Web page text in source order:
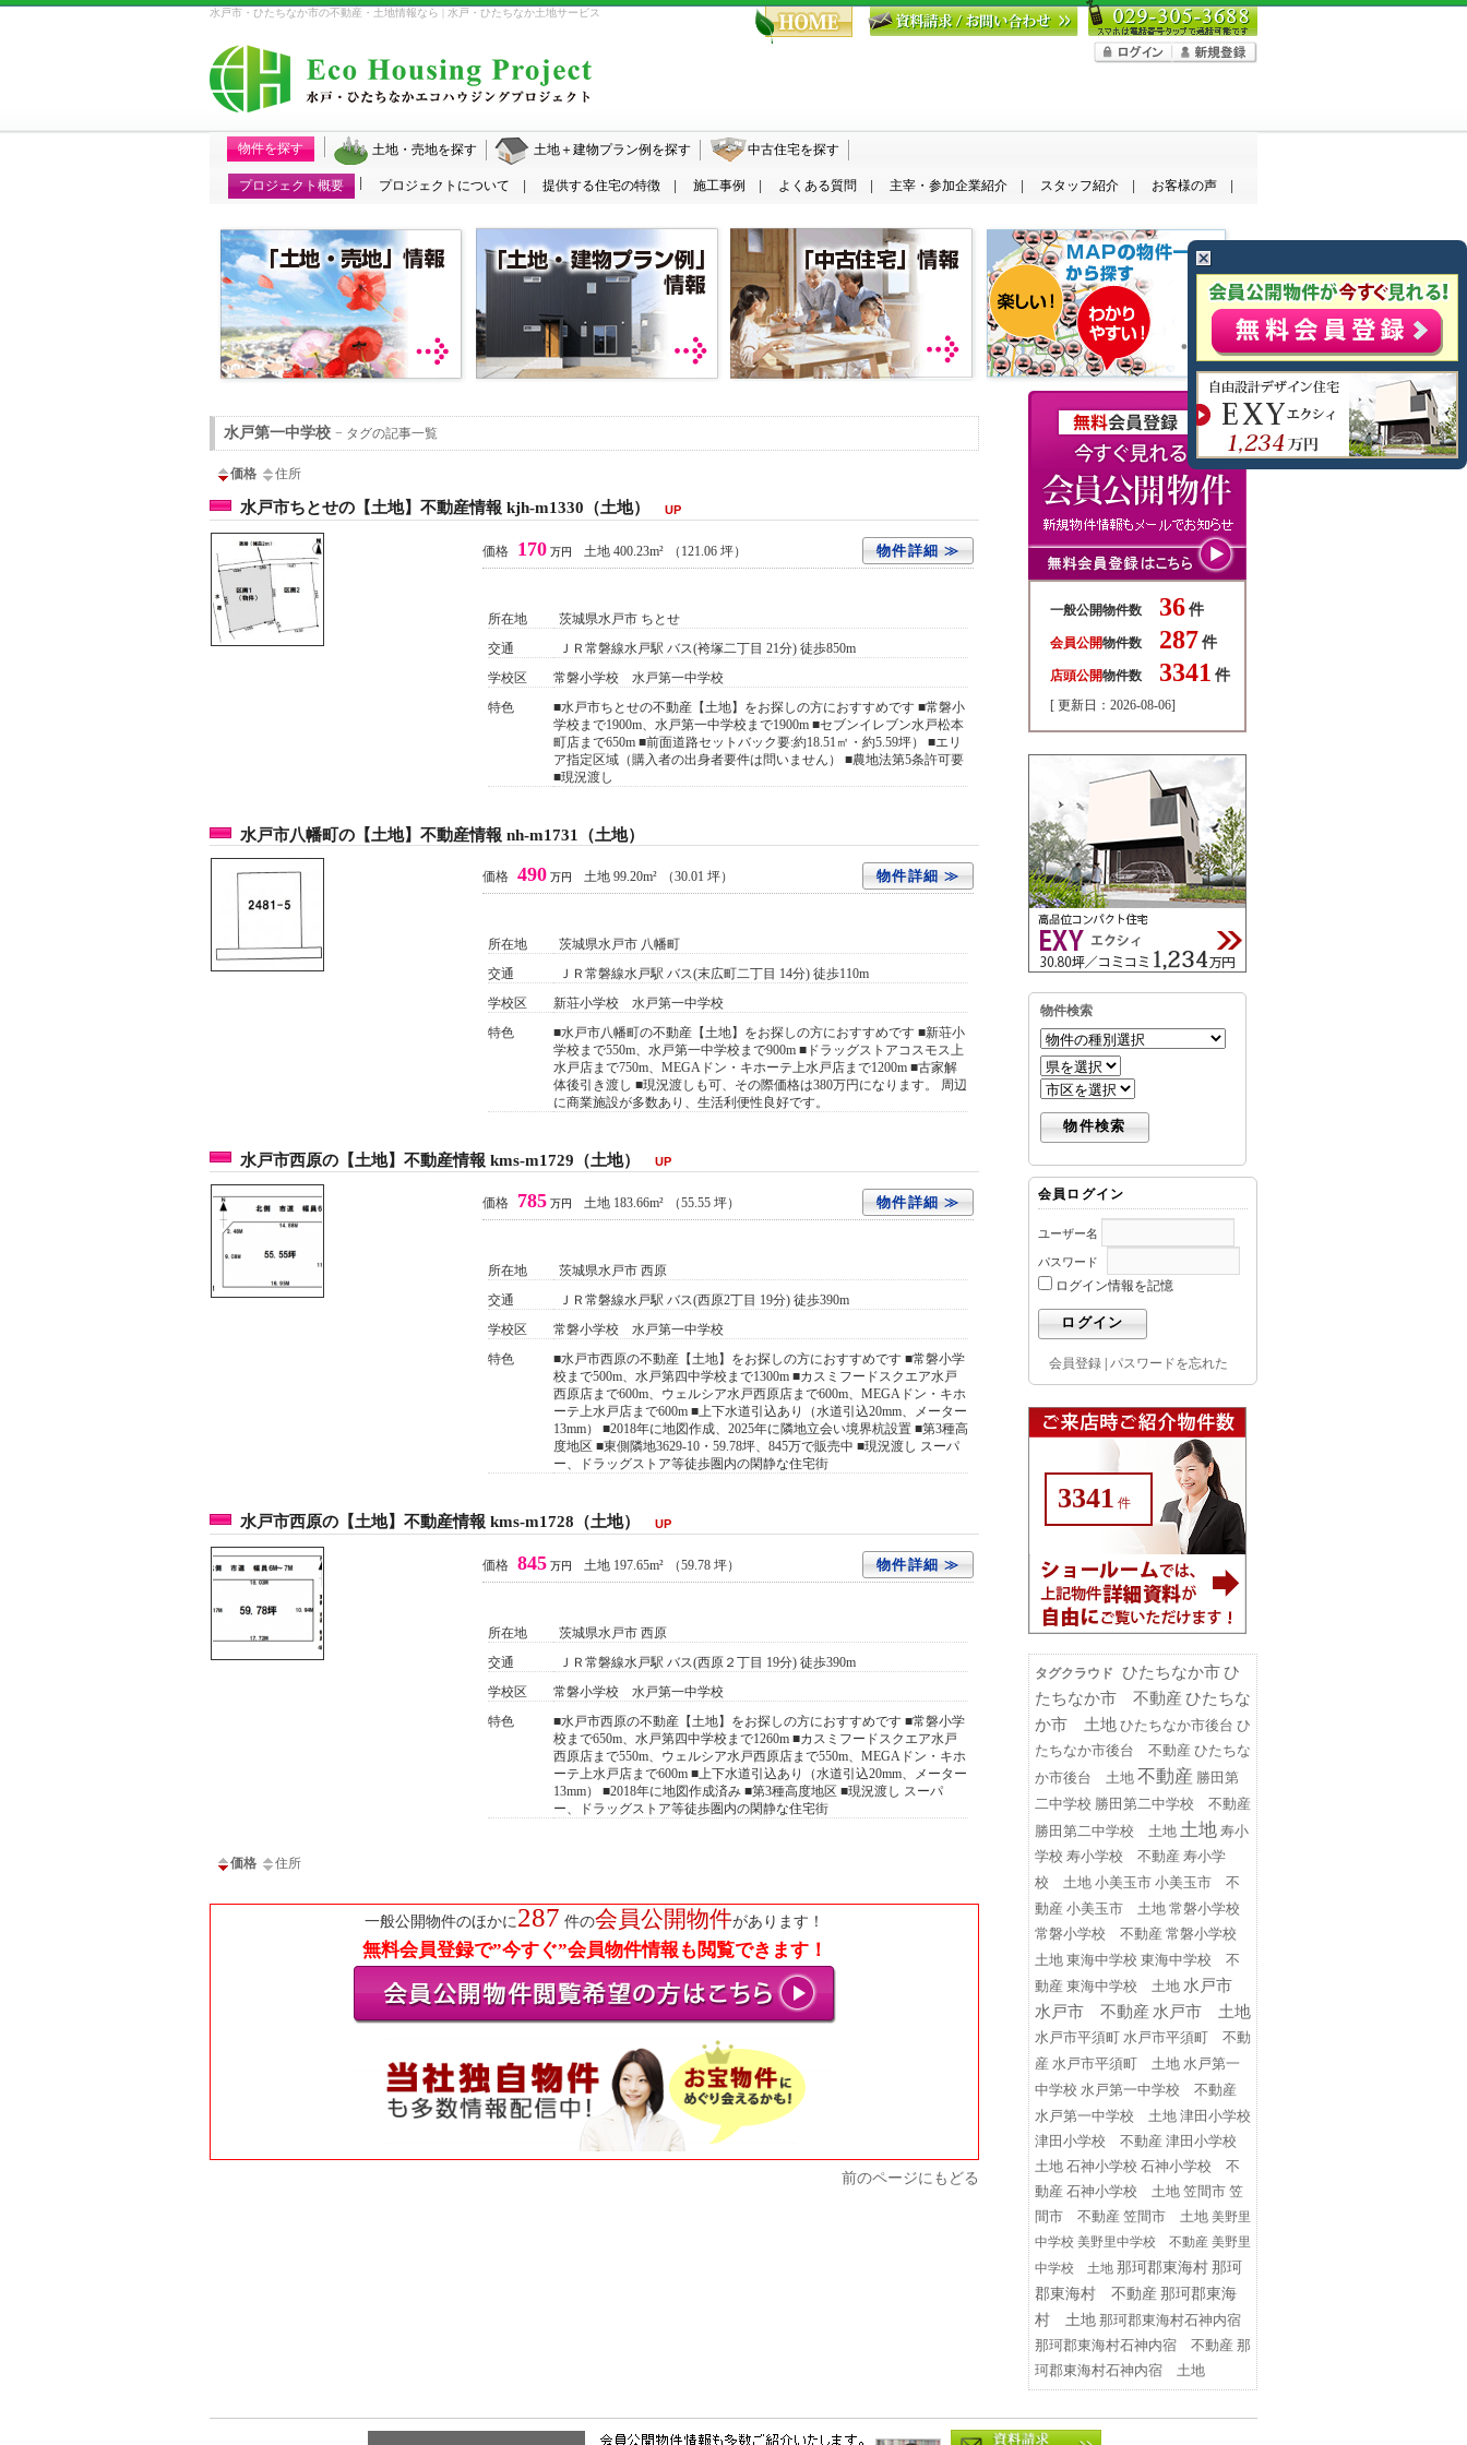
水戸市・ひたちなか市の不動産・土地情報なら | 水戸・ひたちなか土地サービス
物件を探す 土地・売地を探す 土地＋建物プラン例を探す 中古住宅を探す
プロジェクト概要 プロジェクトについて 提供する住宅の特徴 施工事例 よくある質問 主宰・参加企業紹介 スタッフ紹介 お客様の声
水戸第一中学校 − タグの記事一覧
価格 住所
水戸市ちとせの【土地】不動産情報 kjh-m1330（土地） UP
価格 170 万円 土地 400.23m² （121.06 坪） 物件詳細 ≫
所在地
茨城県水戸市 ちとせ
交通
ＪＲ常磐線水戸駅 バス(袴塚二丁目 21分) 徒歩850m
学校区
常磐小学校 水戸第一中学校
特色
■水戸市ちとせの不動産【土地】をお探しの方におすすめです ■常磐小
学校まで1900m、水戸第一中学校まで1900m ■セブンイレブン水戸松本
町店まで650m ■前面道路セットバック要:約18.51㎡・約5.59坪） ■エリ
ア指定区域（購入者の出身者要件は問いません） ■農地法第5条許可要
■現況渡し
水戸市八幡町の【土地】不動産情報 nh-m1731（土地）
価格 490 万円 土地 99.20m² （30.01 坪） 物件詳細 ≫
所在地
茨城県水戸市 八幡町
交通
ＪＲ常磐線水戸駅 バス(末広町二丁目 14分) 徒歩110m
学校区
新荘小学校 水戸第一中学校
特色
■水戸市八幡町の不動産【土地】をお探しの方におすすめです ■新荘小
学校まで550m、水戸第一中学校まで900m ■ドラッグストアコスモス上
水戸店まで750m、MEGAドン・キホーテ上水戸店まで1200m ■古家解
体後引き渡し ■現況渡しも可、その際価格は380万円になります。 周辺
に商業施設が多数あり、生活利便性良好です。
水戸市西原の【土地】不動産情報 kms-m1729（土地） UP
価格 785 万円 土地 183.66m² （55.55 坪） 物件詳細 ≫
所在地
茨城県水戸市 西原
交通
ＪＲ常磐線水戸駅 バス(西原2丁目 19分) 徒歩390m
学校区
常磐小学校 水戸第一中学校
特色
■水戸市西原の不動産【土地】をお探しの方におすすめです ■常磐小学
校まで500m、水戸第四中学校まで1300m ■カスミフードスクエア水戸
西原店まで600m、ウェルシア水戸西原店まで600m、MEGAドン・キホ
ーテ上水戸店まで600m ■上下水道引込あり（水道引込20mm、メーター
13mm） ■2018年に地図作成、2025年に隣地立会い境界杭設置 ■第3種高
度地区 ■東側隣地3629-10・59.78坪、845万で販売中 ■現況渡し スーパ
ー、ドラッグストア等徒歩圏内の閑静な住宅街
水戸市西原の【土地】不動産情報 kms-m1728（土地） UP
価格 845 万円 土地 197.65m² （59.78 坪） 物件詳細 ≫
所在地
茨城県水戸市 西原
交通
ＪＲ常磐線水戸駅 バス(西原２丁目 19分) 徒歩390m
学校区
常磐小学校 水戸第一中学校
特色
■水戸市西原の不動産【土地】をお探しの方におすすめです ■常磐小学
校まで650m、水戸第四中学校まで1260m ■カスミフードスクエア水戸
西原店まで550m、ウェルシア水戸西原店まで550m、MEGAドン・キホ
ーテ上水戸店まで600m ■上下水道引込あり（水道引込20mm、メーター
13mm） ■2018年に地図作成済み ■第3種高度地区 ■現況渡し スーパ
ー、ドラッグストア等徒歩圏内の閑静な住宅街
価格 住所
一般公開物件のほかに287 件の会員公開物件があります！
無料会員登録で”今すぐ”会員物件情報も閲覧できます！
前のページにもどる
一般公開物件数 36 件
会員公開物件数 287 件
店頭公開物件数 3341 件
[ 更新日：2026-08-06]
物件検索
会員ログイン
ユーザー名
パスワード
ログイン情報を記憶
会員登録 パスワードを忘れた
3341 件
タグクラウド ひたちなか市ひ
たちなか市 不動産 ひたちな
か市 土地 ひたちなか市後台 ひ
たちなか市後台 不動産 ひたちな
か市後台 土地 不動産 勝田第
二中学校 勝田第二中学校 不動産
勝田第二中学校 土地 土地 寿小
学校 寿小学校 不動産 寿小学
校 土地 小美玉市 小美玉市 不
動産 小美玉市 土地 常磐小学校
常磐小学校 不動産 常磐小学校
土地 東海中学校 東海中学校 不
動産 東海中学校 土地 水戸市
水戸市 不動産 水戸市 土地
水戸市平須町
水戸市平須町 不動
産 水戸市平須町 土地 水戸第一
中学校 水戸第一中学校 不動産
水戸第一中学校 土地 津田小学校
津田小学校 不動産 津田小学校
土地 石神小学校 石神小学校 不
動産 石神小学校 土地 笠間市 笠
間市 不動産 笠間市 土地 美野里
中学校 美野里中学校 不動産 美野里
中学校 土地 那珂郡東海村那珂
郡東海村 不動産那珂郡東海
村 土地 那珂郡東海村石神内宿
那珂郡東海村石神内宿 不動産 那
珂郡東海村石神内宿 土地